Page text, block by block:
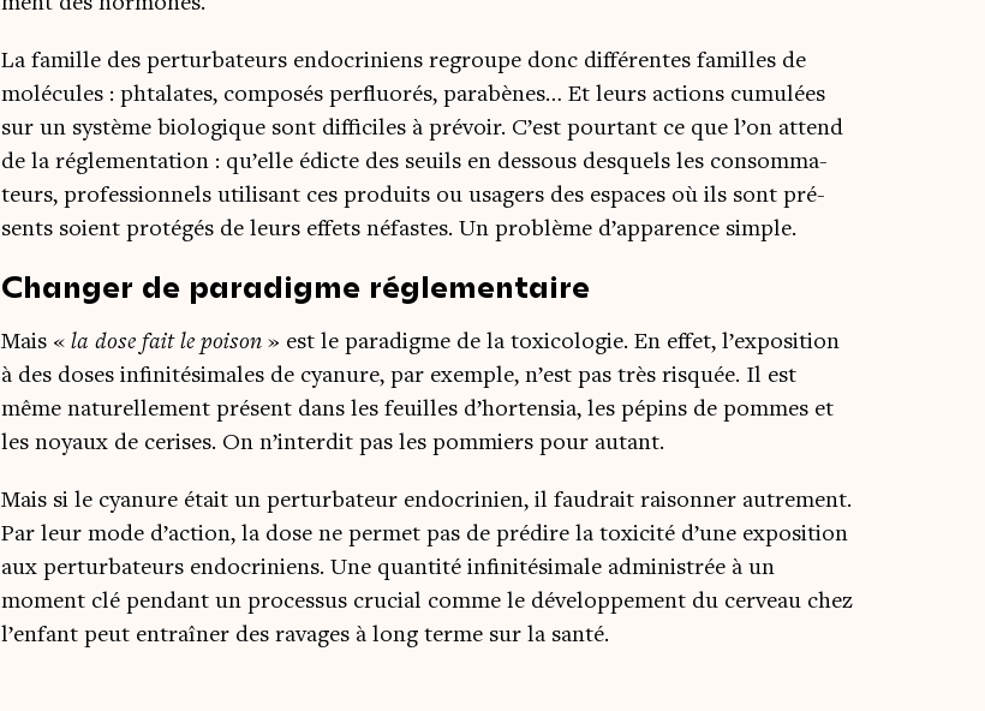
La famille des per­tur­ba­teurs endo­cri­niens regroupe donc dif­fé­rentes familles de
molé­cules : phta­lates, com­po­sés per­fluo­rés, para­bènes… Et leurs actions cumu­lées
sur un sys­tème bio­lo­gique sont dif­fi­ciles à pré­voir. C’est pour­tant ce que l’on attend
de la régle­men­ta­tion : qu’elle édicte des seuils en des­sous des­quels les consom­ma­
teurs, pro­fes­sion­nels uti­li­sant ces pro­duits ou usa­gers des espaces où ils sont pré­
sents soient pro­té­gés de leurs effets néfastes. Un pro­blème d’apparence simple.
Changer de paradigme réglementaire
Mais « la dose fait le poi­son » est le para­digme de la toxi­co­lo­gie. En effet, l’exposition
à des doses infi­ni­té­si­males de cya­nure, par exemple, n’est pas très ris­quée. Il est
même natu­rel­le­ment pré­sent dans les feuilles d’hortensia, les pépins de pommes et
les noyaux de cerises. On n’interdit pas les pom­miers pour autant.
Mais si le cya­nure était un per­tur­ba­teur endo­cri­nien, il fau­drait rai­son­ner autre­ment.
Par leur mode d’action, la dose ne per­met pas de pré­dire la toxi­ci­té d’une expo­si­tion
aux per­tur­ba­teurs endo­cri­niens. Une quan­ti­té infi­ni­té­si­male admi­nis­trée à un
moment clé pen­dant un pro­ces­sus cru­cial comme le déve­lop­pe­ment du cer­veau chez
l’enfant peut entraî­ner des ravages à long terme sur la santé.